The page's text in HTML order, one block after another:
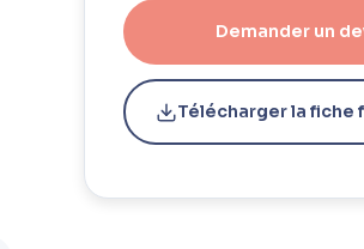
Demander un
Télécharger la fiche